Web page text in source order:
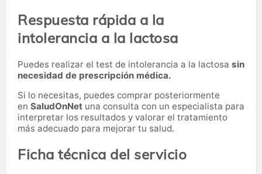
Respuesta rápida a la
intolerancia a la lactosa
Puedes realizar el test de intolerancia a la lactosa sin
necesidad de prescripción médica.
Si lo necesitas, puedes comprar posteriormente
en SaludOnNet una consulta con un especialista para
interpretar los resultados y valorar el tratamiento
más adecuado para mejorar tu salud.
Ficha técnica del servicio